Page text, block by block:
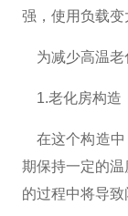
强，使用负载
为减少高温老
1.老化房构造
在这个构造中
期保持一定的
的过程中将导